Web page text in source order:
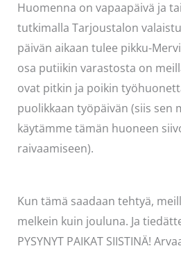
Huomenna on vapaapäivä ja
tutkimalla Tarjoustalon
päivän aikaan tulee pikku-
osa putiikin varastosta on
ovat pitkin ja poikin
puolikkaan työpäivän (siis sen
käytämme tämän huoneen
raivaamiseen).
Kun tämä saadaan tehtyä,
melkein kuin jouluna. Ja
PYSYNYT PAIKAT SIISTINÄ!